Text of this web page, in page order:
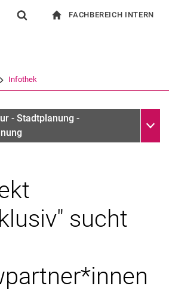
Springe direkt zu: Inhalt
Springe direkt zu: Suche
Springe direkt zu:
Suchen (öffnet externen Link in einem
FACHBEREICH INTERN
Infothek
- Stadtplanung -
sucht